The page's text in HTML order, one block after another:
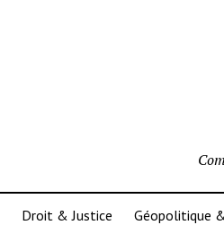
Droit & Justice Géopolitique